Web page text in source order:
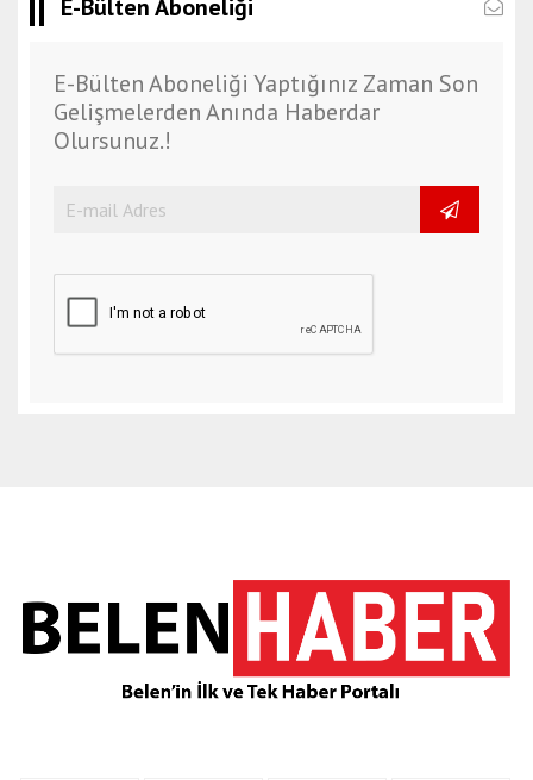
E-Bülten Aboneliği
E-Bülten Aboneliği Yaptığınız Zaman Son
Gelişmelerden Anında Haberdar
Olursunuz.!